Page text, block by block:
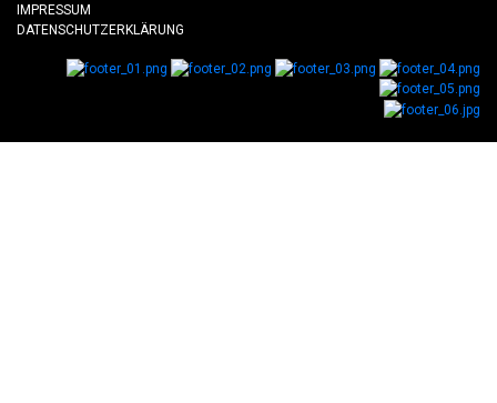
IMPRESSUM
DATENSCHUTZERKLÄRUNG